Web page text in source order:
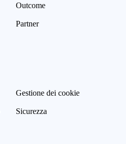
Outcome
Partner
Gestione dei cookie
Sicurezza